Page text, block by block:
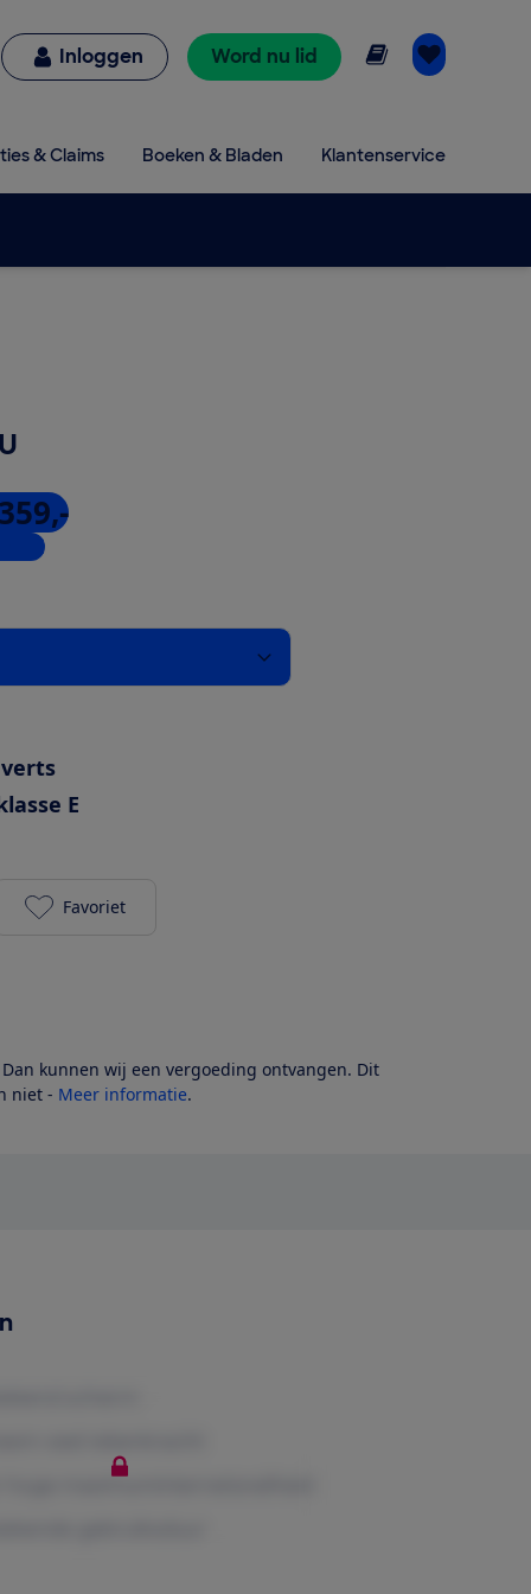
Inloggen Word nu lid Online lezen
& Claims Boeken & Bladen Klantenservice
E
Sharp QWNA1BF47EWEU toevoegen aan je
Favoriet
kunnen wij een vergoeding ontvangen. Dit
niet - Meer informatie.